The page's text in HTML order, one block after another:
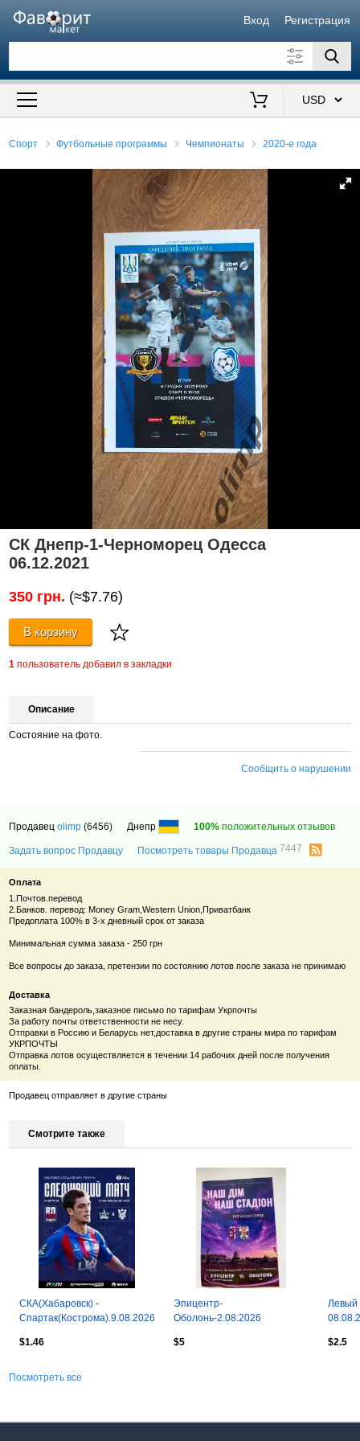
Вход Регистрация
Искать также в описании
Спорт Футбольные программы Чемпионаты 2020-е года
СК Днепр-1-Черноморец Одесса
06.12.2021
350 грн. (≈$7.76)
В корзину
1 пользователь добавил в закладки
Описание
Состояние на фото.
Сообщить о нарушении
Продавецolimp (6456) Днепр 100% положительных отзывов
Задать вопрос Продавцу Посмотреть товары Продавца 7447
Оплата
1.Почтов.перевод
2.Банков. перевод: Money Gram,Western Union,Приватбанк
Предоплата 100% в 3-х дневный срок от заказа
Минимальная сумма заказа - 250 грн
Все вопросы до заказа, претензии по состоянию лотов после заказа не принимаю
Доставка
Заказная бандероль,заказное письмо по тарифам Укрпочты
За работу почты ответственности не несу.
Отправки в Россию и Беларусь нет,доставка в другие страны мира по тарифам
УКРПОЧТЫ
Отправка лотов осуществляется в течении 14 рабочих дней после получения
оплаты.
Продавец отправляет в другие страны
Смотрите также
СКА(Хабаровск) -
Спартак(Кострома).9.08.2026.
$1.46
Эпицентр-
Оболонь-2.08.2026
$5
Левый
$2.5
Посмотреть все